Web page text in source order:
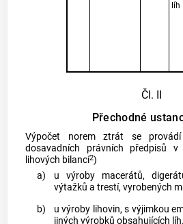
líh
Čl. II
Přechodné
Výpočet norem ztrát se
dosavadních právních předpisů
lihových bilancí2)
a)
u výroby macerátů,
výtažků a trestí, vyrobených
b)
u výroby lihovin, s výjimkou
jiných výrobků obsahujících líh